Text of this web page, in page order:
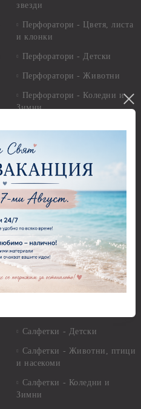
звезди
Перфоратори - Цветя, листа
и клонки
Перфоратори - Детски
Перфоратори - Животни
Перфоратори - Коледни и
Зимни
Рисуване
Грунд и почистващи
Платна за рисуване
Стативи и поставки
Четки и инструменти
Моливи, акварелни
комплекти
Свещи
Салфетки
Салфетки - Детски
Салфетки - Животни, птици
и насекоми
Салфетки - Коледни и
Зимни